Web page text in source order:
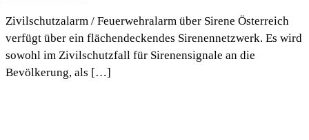
Zivilschutzalarm / Feuerwehralarm über Sirene Österreich
verfügt über ein flächendeckendes Sirenennetzwerk. Es wird
sowohl im Zivilschutzfall für Sirenensignale an die
Bevölkerung, als […]